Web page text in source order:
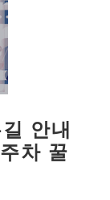
안내
차 꿀